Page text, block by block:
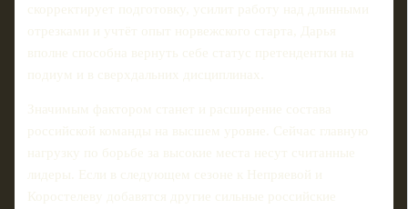
скорректирует подготовку, усилит работу над длинными
отрезками и учтёт опыт норвежского старта, Дарья
вполне способна вернуть себе статус претендентки на
подиум и в сверхдальних дисциплинах.
Значимым фактором станет и расширение состава
российской команды на высшем уровне. Сейчас главную
нагрузку по борьбе за высокие места несут считанные
лидеры. Если в следующем сезоне к Непряевой и
Коростелеву добавятся другие сильные российские